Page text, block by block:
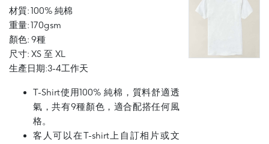
材質: 100% 純棉
重量: 170gsm
顏色: 9種
尺寸: XS 至 XL
生產日期:3-4工作天
T-Shirt使用100% 純棉，質料舒適透
氣，共有9種顏色，適合配搭任何風
格。
客人可以在T-shirt上自訂相片或文